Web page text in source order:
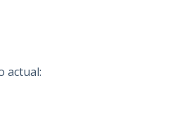
actual: